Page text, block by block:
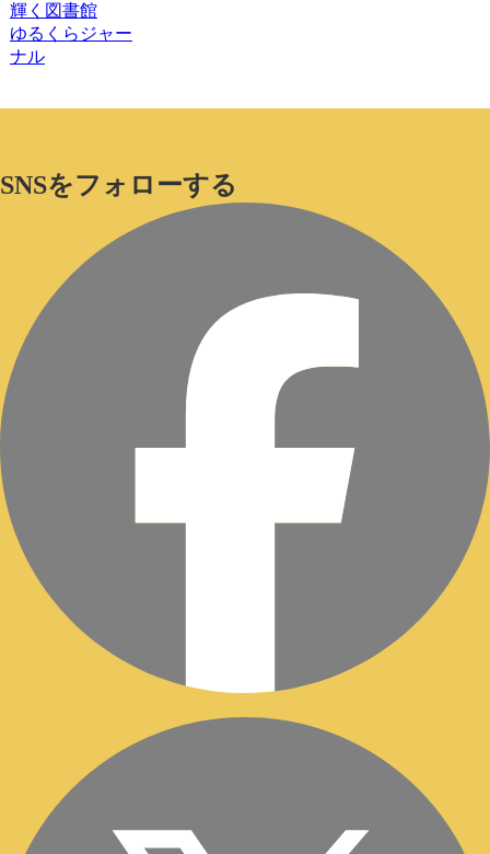
輝く図書館
ゆるくらジャー
ナル
SNSをフォローする